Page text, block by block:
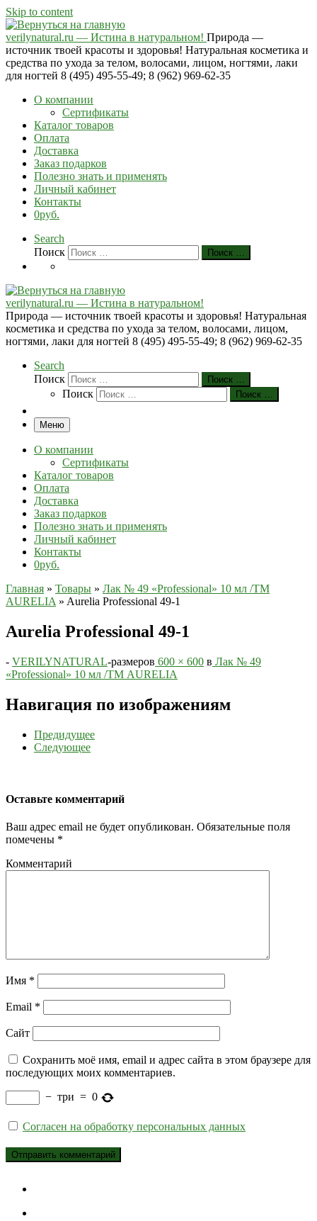
Skip to content
verilynatural.ru — Истина в натуральном! Природа —
источник твоей красоты и здоровья! Натуральная косметика и
средства по ухода за телом, волосами, лицом, ногтями, лаки
для ногтей 8 (495) 495-55-49; 8 (962) 969-62-35
О компании
Сертификаты
Каталог товаров
Оплата
Доставка
Заказ подарков
Полезно знать и применять
Личный кабинет
Контакты
0руб.
Search
Поиск
Поиск …
verilynatural.ru — Истина в натуральном!
Природа — источник твоей красоты и здоровья! Натуральная
косметика и средства по ухода за телом, волосами, лицом,
ногтями, лаки для ногтей 8 (495) 495-55-49; 8 (962) 969-62-35
Search
Поиск
Поиск …
Поиск Поиск …
Меню
О компании
Сертификаты
Каталог товаров
Оплата
Доставка
Заказ подарков
Полезно знать и применять
Личный кабинет
Контакты
0руб.
Главная » Товары » Лак № 49 «Professional» 10 мл /ТМ
AURELIA » Aurelia Professional 49-1
Aurelia Professional 49-1
- VERILYNATURAL-размеров 600 × 600 в Лак № 49
«Professional» 10 мл /ТМ AURELIA
Навигация по изображениям
Предидущее
Следующее
Оставьте комментарий
Ваш адрес email не будет опубликован. Обязательные поля
помечены *
Комментарий
Имя *
Email *
Сайт
Сохранить моё имя, email и адрес сайта в этом браузере для
последующих моих комментариев.
− три = 0
Согласен на обработку персональных данных